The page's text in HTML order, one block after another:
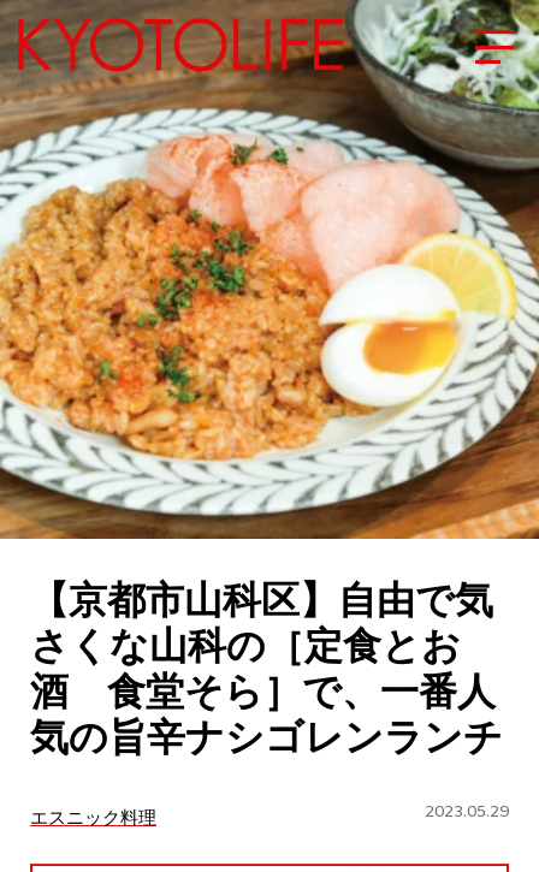
エリアから探す
地図から探す
カテゴリーから探す
SPECIAL
NEW OPEN
SERIES
CULTURE
ABOUT US
Instagram
チケットプレゼント応募
【京都市山科区】自由で気
さくな山科の［定食とお
酒 食堂そら］で、一番人
気の旨辛ナシゴレンランチ
エスニック料理 2023.05.29